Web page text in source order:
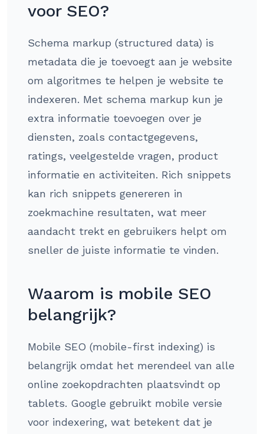
voor SEO?
Schema markup (structured data) is
metadata die je toevoegt aan je website
om algoritmes te helpen je website te
indexeren. Met schema markup kun je
extra informatie toevoegen over je
diensten, zoals contactgegevens,
ratings, veelgestelde vragen, product
informatie en activiteiten. Rich snippets
kan rich snippets genereren in
zoekmachine resultaten, wat meer
aandacht trekt en gebruikers helpt om
sneller de juiste informatie te vinden.
Waarom is mobile SEO
belangrijk?
Mobile SEO (mobile-first indexing) is
belangrijk omdat het merendeel van alle
online zoekopdrachten plaatsvindt op
tablets. Google gebruikt mobile versie
voor indexering, wat betekent dat je